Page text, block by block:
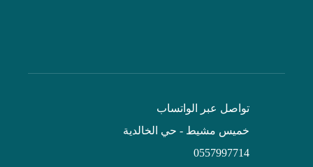
تواصل عبر الواتساب
خميس مشيط - حي الخالدية
0557997714